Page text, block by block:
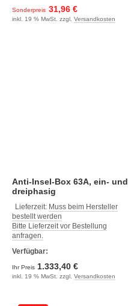
Sonderpreis 31,96 €
inkl. 19 % MwSt. zzgl. Versandkosten
Anti-Insel-Box 63A, ein- und
dreiphasig
Lieferzeit: Muss beim Hersteller
bestellt werden
Bitte Lieferzeit vor Bestellung
anfragen.
Verfügbar:
Ihr Preis 1.333,40 €
inkl. 19 % MwSt. zzgl. Versandkosten